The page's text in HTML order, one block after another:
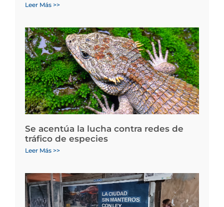
Leer Más >>
Se acentúa la lucha contra redes de
tráfico de especies
Leer Más >>